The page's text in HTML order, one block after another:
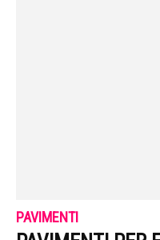
PAVIMENTI